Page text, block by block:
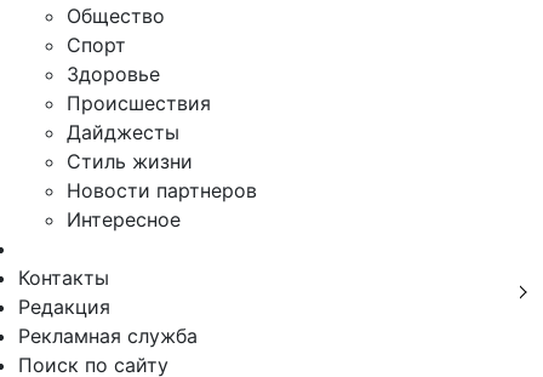
Общество
Спорт
Здоровье
Происшествия
Дайджесты
Стиль жизни
Новости партнеров
Интересное
Контакты
Редакция
Рекламная служба
Поиск по сайту